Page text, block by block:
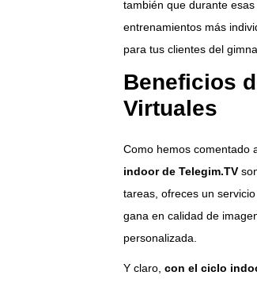
también que durante
entrenamientos más
para tus clientes del
Beneficios
Virtuales
Como hemos comentado
indoor de Telegim.TV
tareas, ofreces un
gana en calidad de
personalizada.
Y claro, con el ciclo